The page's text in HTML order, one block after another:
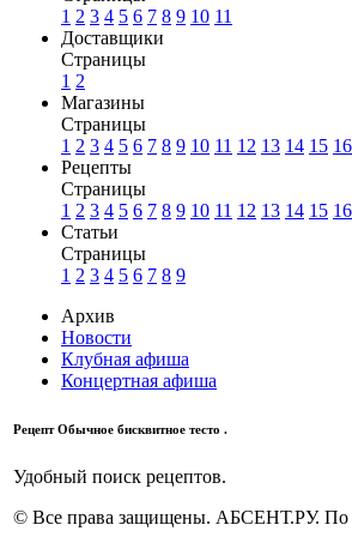
1 2 3 4 5 6 7 8 9 10 11
Доставщики
Страницы
1 2
Магазины
Страницы
1 2 3 4 5 6 7 8 9 10 11 12 13 14 15 16
Рецепты
Страницы
1 2 3 4 5 6 7 8 9 10 11 12 13 14 15 16
Статьи
Страницы
1 2 3 4 5 6 7 8 9
Архив
Новости
Клубная афиша
Концертная афиша
Рецепт Обычное бисквитное тесто .
Удобный поиск рецептов.
© Все права защищены. АБСЕНТ.РУ. По